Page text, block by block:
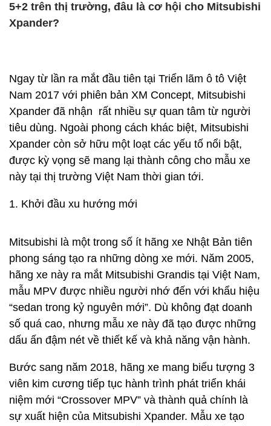
5+2 trên thị trường, đâu là cơ hội cho Mitsubishi
Xpander?
Ngay từ lần ra mắt đầu tiên tại Triển lãm ô tô Việt
Nam 2017 với phiên bản XM Concept, Mitsubishi
Xpander đã nhận rất nhiều sự quan tâm từ người
tiêu dùng. Ngoài phong cách khác biệt, Mitsubishi
Xpander còn sở hữu một loạt các yếu tố nổi bật,
được kỳ vọng sẽ mang lại thành công cho mẫu xe
này tại thị trường Việt Nam thời gian tới.
1. Khởi đầu xu hướng mới
Mitsubishi là một trong số ít hãng xe Nhật Bản tiên
phong sáng tạo ra những dòng xe mới. Năm 2005,
hãng xe này ra mắt Mitsubishi Grandis tại Việt Nam,
mẫu MPV được nhiều người nhớ đến với khẩu hiệu
“sedan trong kỷ nguyên mới”. Dù không đạt doanh
số quá cao, nhưng mẫu xe này đã tạo được những
dấu ấn đậm nét về thiết kế và khả năng vận hành.
Bước sang năm 2018, hãng xe mang biểu tượng 3
viên kim cương tiếp tục hành trình phát triển khái
niệm mới “Crossover MPV” và thành quả chính là
sự xuất hiện của Mitsubishi Xpander. Mẫu xe tạo